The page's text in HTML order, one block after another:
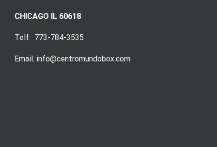
CHICAGO IL 60618
Telf. 773-784-3535
Email. info@centromundobox.com